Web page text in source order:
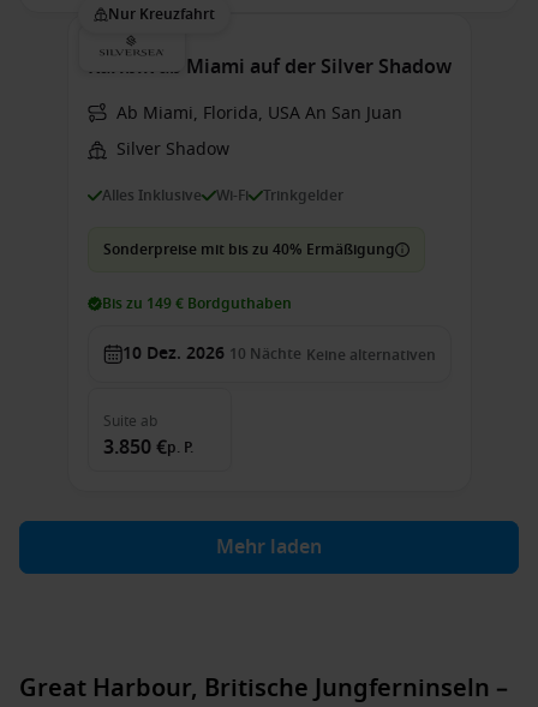
Nur Kreuzfahrt
Karibik ab Miami auf der Silver Shadow
Ab Miami, Florida, USA An San Juan
Silver Shadow
Alles Inklusive Wi-Fi Trinkgelder
Sonderpreise mit bis zu 40% Ermäßigung
Bis zu 149 € Bordguthaben
10 Dez. 2026 10 Nächte Keine alternativen
Suite ab
3.850 €p. P.
Mehr laden
Great Harbour, Britische Jungferninseln –